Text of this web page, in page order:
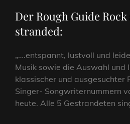
Der Rough Guide
stranded:
„….entspannt, lustvoll und
Musik sowie die Auswahl und
klassischer und ausgesuchter
Singer- Songwriternummern
heute. Alle 5 Gestrandeten